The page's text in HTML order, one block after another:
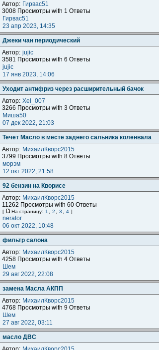
Автор: Гирвас51
3008 Просмотры with 1 Ответы
Гирвас51
23 апр 2023, 14:35
Джеки чан периодический
Автор: jujic
3581 Просмотры with 6 Ответы
jujic
17 янв 2023, 14:06
Уходит антифриз через расширительный бачок
Автор: Xel_007
3266 Просмотры with 3 Ответы
Миша50
07 дек 2022, 21:03
Течет Масло в месте заднего сальника коленвала
Автор: МихаилКворс2015
3799 Просмотры with 8 Ответы
морэм
12 окт 2022, 21:58
92 бензин на Кворисе
Автор: МихаилКворс2015
11262 Просмотры with 60 Ответы
[ На страницу: 1 2 3 4 ]
nerator
06 окт 2022, 10:48
фильтр салона
Автор: МихаилКворс2015
4258 Просмотры with 4 Ответы
Шем
29 авг 2022, 22:08
замена Масла АКПП
Автор: МихаилКворс2015
4768 Просмотры with 9 Ответы
Шем
27 авг 2022, 03:11
масло ДВС